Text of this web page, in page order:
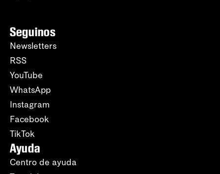
Seguinos
Newsletters
RSS
YouTube
WhatsApp
Instagram
Facebook
TikTok
Ayuda
Centro de ayuda